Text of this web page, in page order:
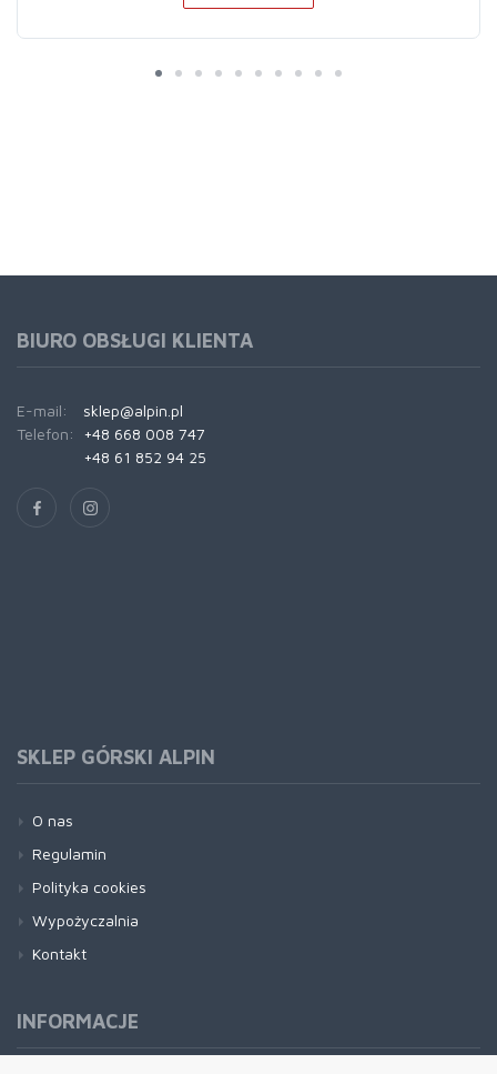
BIURO OBSŁUGI KLIENTA
E-mail:
sklep@alpin.pl
Telefon:
+48 668 008 747
+48 61 852 94 25
SKLEP GÓRSKI ALPIN
O nas
Regulamin
Polityka cookies
Wypożyczalnia
Kontakt
INFORMACJE